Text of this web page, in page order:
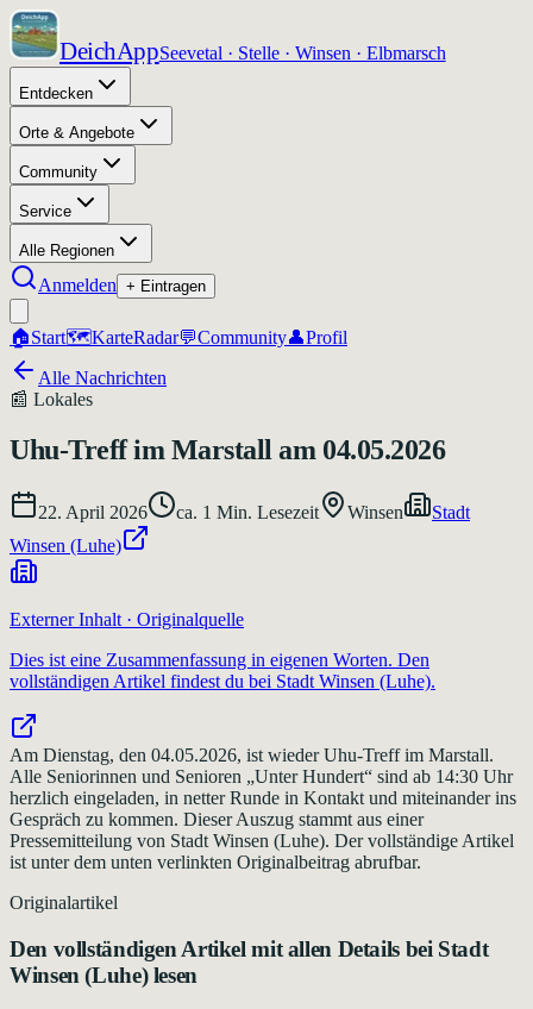
DeichAppSeevetal · Stelle · Winsen · Elbmarsch
Entdecken
Orte & Angebote
Community
Service
Alle Regionen
Anmelden + Eintragen
🏠Start🗺️KarteRadar💬Community👤Profil
Alle Nachrichten
📰 Lokales
Uhu-Treff im Marstall am 04.05.2026
22. April 2026 ca. 1 Min. Lesezeit Winsen
Stadt
Winsen (Luhe)
Externer Inhalt · Originalquelle
Dies ist eine Zusammenfassung in eigenen Worten. Den
vollständigen Artikel findest du bei Stadt Winsen (Luhe).
Am Dienstag, den 04.05.2026, ist wieder Uhu-Treff im Marstall.
Alle Seniorinnen und Senioren „Unter Hundert“ sind ab 14:30 Uhr
herzlich eingeladen, in netter Runde in Kontakt und miteinander ins
Gespräch zu kommen. Dieser Auszug stammt aus einer
Pressemitteilung von Stadt Winsen (Luhe). Der vollständige Artikel
ist unter dem unten verlinkten Originalbeitrag abrufbar.
Originalartikel
Den vollständigen Artikel mit allen Details bei Stadt
Winsen (Luhe)lesen